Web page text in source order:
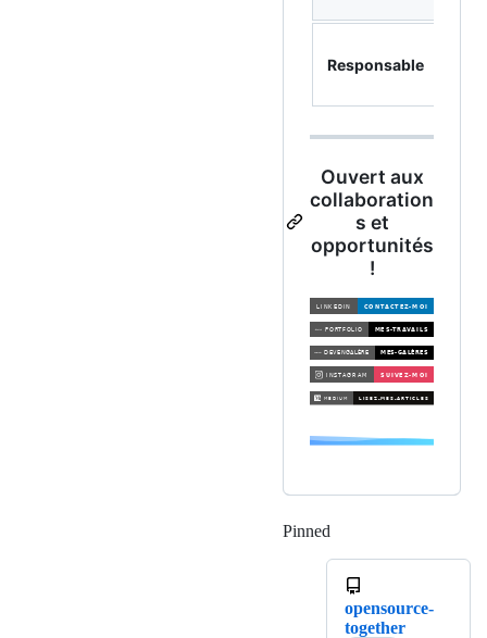
Responsable
Ouvert aux
collaboration
s et
opportunités
!
Pinned
opensource-
together